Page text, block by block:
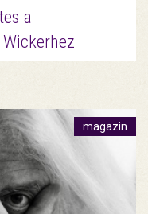
a
magazin